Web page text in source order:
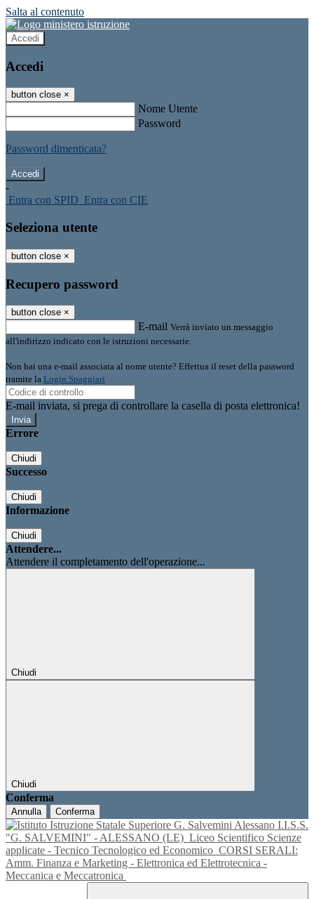
Salta al contenuto
Accedi
Accedi
button close ×
Nome Utente
Password
Password dimenticata?
-
Entra con SPID Entra con CIE
Seleziona utente
button close ×
Recupero password
button close ×
E-mail Verrà inviato un messaggio
all'indirizzo indicato con le istruzioni necessarie.
Non hai una e-mail associata al nome utente? Effettua il reset della password
tramite la Login Spaggiari
E-mail inviata, si prega di controllare la casella di posta elettronica!
Errore
Chiudi
Successo
Chiudi
Informazione
Chiudi
Attendere...
Attendere il completamento dell'operazione...
Chiudi
Chiudi
Conferma
Annulla Conferma
I.I.S.S.
"G. SALVEMINI" - ALESSANO (LE) Liceo Scientifico Scienze
applicate - Tecnico Tecnologico ed Economico CORSI SERALI:
Amm. Finanza e Marketing - Elettronica ed Elettrotecnica -
Meccanica e Meccatronica